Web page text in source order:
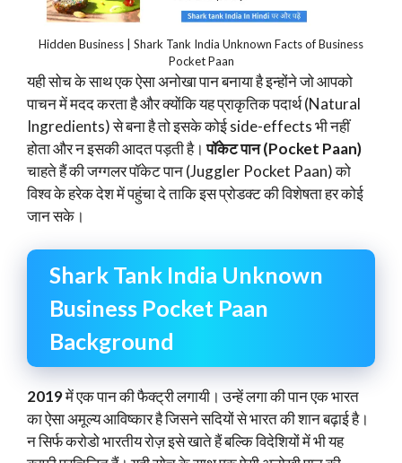
Hidden Business | Shark Tank India Unknown Facts of Business
Pocket Paan
यही सोच के साथ एक ऐसा अनोखा पान बनाया है इन्होंने जो आपको
पाचन में मदद करता है और क्योंकि यह प्राकृतिक पदार्थ (Natural
Ingredients) से बना है तो इसके कोई side-effects भी नहीं
होता और न इसकी आदत पड़ती है।पॉकेट पान (Pocket Paan)
चाहते हैं की जग्गलर पॉकेट पान (Juggler Pocket Paan) को
विश्व के हरेक देश में पहुंचा दे ताकि इस प्रोडक्ट की विशेषता हर कोई
जान सके।
Shark Tank India Unknown
Business Pocket Paan
Background
2019में एक पान की फैक्ट्री लगायी। उन्हें लगा की पान एक भारत
का ऐसा अमूल्य आविष्कार है जिसने सदियों से भारत की शान बढ़ाई है।
न सिर्फ करोडो भारतीय रोज़ इसे खाते हैं बल्कि विदेशियों में भी यह